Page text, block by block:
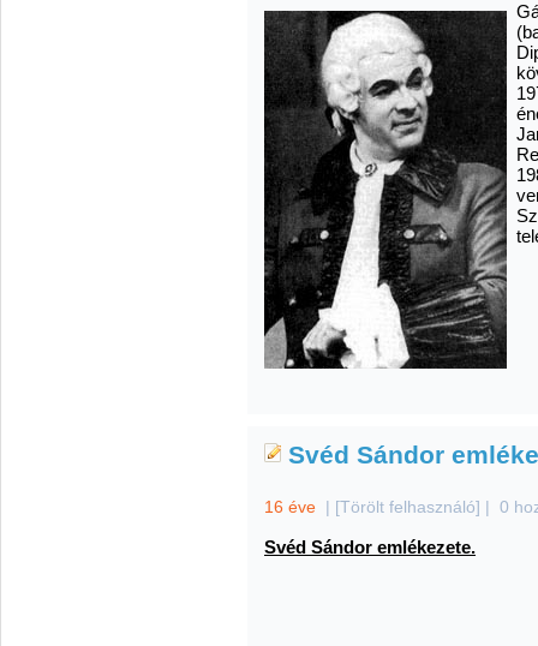
Svéd Sándor
16 éve | [Törölt felhasználó] | 0
Svéd Sándor emlékezete.